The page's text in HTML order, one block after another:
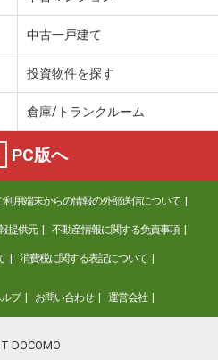
中古一戸建て
投資物件を探す
倉庫/トランクルーム
PC版へ
利用端末からの情報の外部送信について
提供元 不動産情報に関する免責事項
消費税に関する表記について
プ お問い合わせ 運営会社
DOCOMO